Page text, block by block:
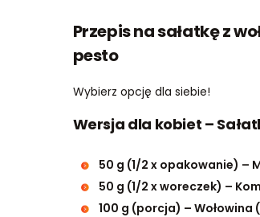
Przepis na sałatkę z
pesto
Wybierz opcję dla siebie!
Wersja dla kobiet –
50 g (1/2 x opakowanie) –
50 g (1/2 x woreczek) –
100 g (porcja) –